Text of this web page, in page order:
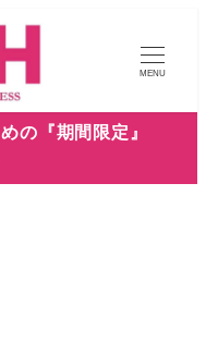
MENU
の『期間限定』